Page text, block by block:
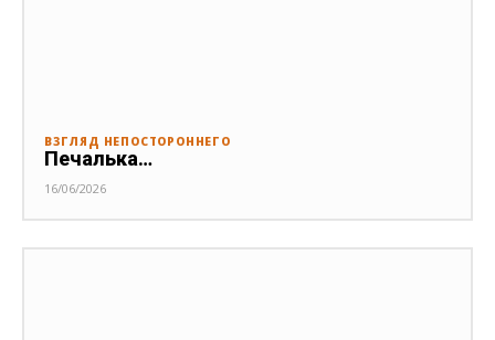
ВЗГЛЯД НЕПОСТОРОННЕГО
Печалька…
16/06/2026